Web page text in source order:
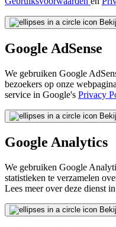
Google AdSense
We gebruiken Google
bezoekers op onze
service in Google's Privacy
Google Analytics
We gebruiken Google
statistieken te verzamelen
Lees meer over deze dienst in